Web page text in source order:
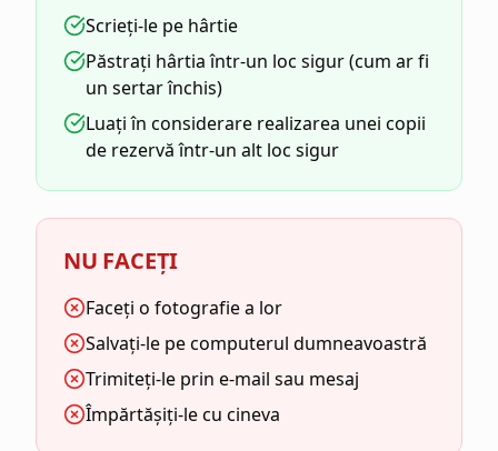
Scrieți-le pe hârtie
Păstrați hârtia într-un loc sigur (cum ar fi
un sertar închis)
Luați în considerare realizarea unei copii
de rezervă într-un alt loc sigur
NU FACEȚI
Faceți o fotografie a lor
Salvați-le pe computerul dumneavoastră
Trimiteți-le prin e-mail sau mesaj
Împărtășiți-le cu cineva